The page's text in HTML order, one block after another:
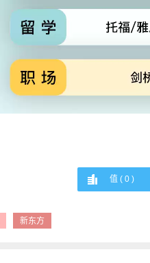
值 ( 0 )
新东方